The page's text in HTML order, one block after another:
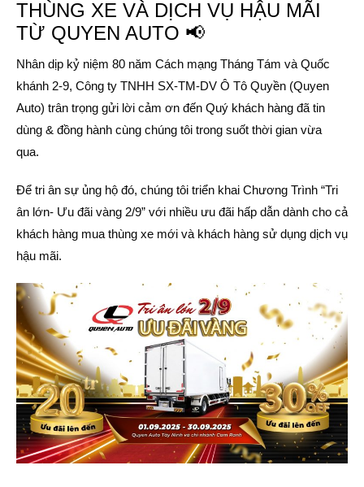
THÙNG XE VÀ DỊCH VỤ HẬU MÃI
TỪ QUYEN AUTO 📢
Nhân dịp kỷ niệm 80 năm Cách mạng Tháng Tám và Quốc
khánh 2-9, Công ty TNHH SX-TM-DV Ô Tô Quyền (Quyen
Auto) trân trọng gửi lời cảm ơn đến Quý khách hàng đã tin
dùng & đồng hành cùng chúng tôi trong suốt thời gian vừa
qua.
Để tri ân sự ủng hộ đó, chúng tôi triển khai Chương Trình “Tri
ân lớn- Ưu đãi vàng 2/9” với nhiều ưu đãi hấp dẫn dành cho cả
khách hàng mua thùng xe mới và khách hàng sử dụng dịch vụ
hậu mãi.